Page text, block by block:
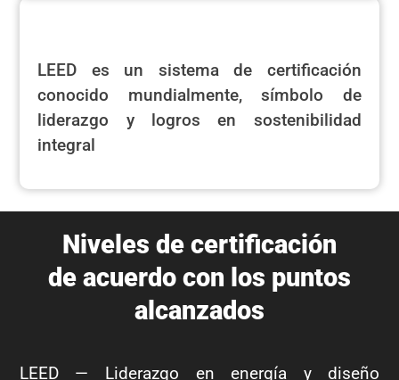
LEED es un sistema de certificación
conocido mundialmente, símbolo de
liderazgo y logros en sostenibilidad
integral
Niveles de certificación
de acuerdo con los puntos
alcanzados
LEED — Liderazgo en energía y diseño